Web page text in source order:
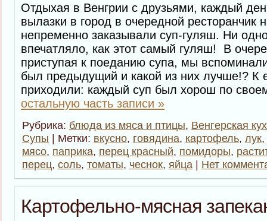
Отдыхая в Венгрии с друзьями, каждый
вылазки в город в очередной ресторанчик
непременно заказывали суп-гуляш. Ни
впечатляло, как этот самый гуляш! В
приступая к поеданию супа, мы
был предыдущий и какой из них лучше!? К
приходили: каждый суп был хорош по
остальную часть записи »
Рубрика: блюда из мяса и птицы, Венгерская
Супы | Метки: вкусно, говядина, картофель, лук,
мясо, паприка, перец красный, помидоры,
перец, соль, томаты, чеснок, яйца | Нет
Картофельно-мясная